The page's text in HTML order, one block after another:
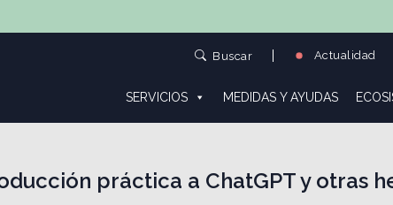
Buscar Actualidad
SERVICIOS MEDIDAS Y AYUDAS
práctica a ChatGPT y otras